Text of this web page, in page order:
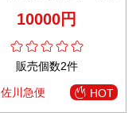
10000円
販売個数2件
佐川急便 HOT